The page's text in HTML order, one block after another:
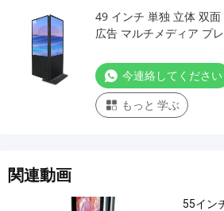
49 インチ 単独 立体 双面
広告 マルチメディア プ
今連絡してください
もっと 学ぶ
関連動画
55イン